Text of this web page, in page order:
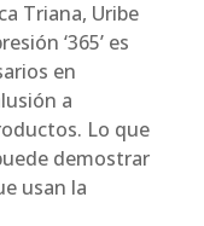
Triana, Uribe
‘365’ es
en
a
Lo que
demostrar
usan la